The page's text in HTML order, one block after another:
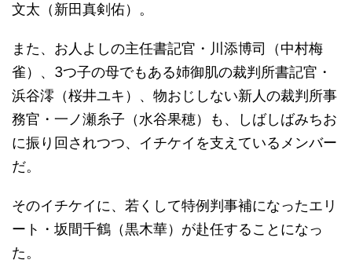
文太（新田真剣佑）。
また、お人よしの主任書記官・川添博司（中村梅
雀）、3つ子の母でもある姉御肌の裁判所書記官・
浜谷澪（桜井ユキ）、物おじしない新人の裁判所事
務官・一ノ瀬糸子（水谷果穂）も、しばしばみちお
に振り回されつつ、イチケイを支えているメンバー
だ。
そのイチケイに、若くして特例判事補になったエリ
ート・坂間千鶴（黒木華）が赴任することになっ
た。